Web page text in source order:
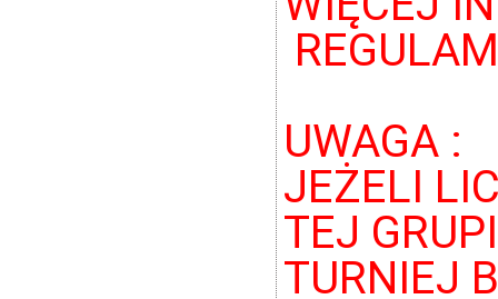
UWAGA :
JEŻELI
TEJ
TURNIEJ